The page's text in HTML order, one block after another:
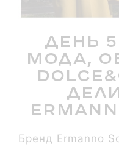
День
мода,
Бренд Ermanno